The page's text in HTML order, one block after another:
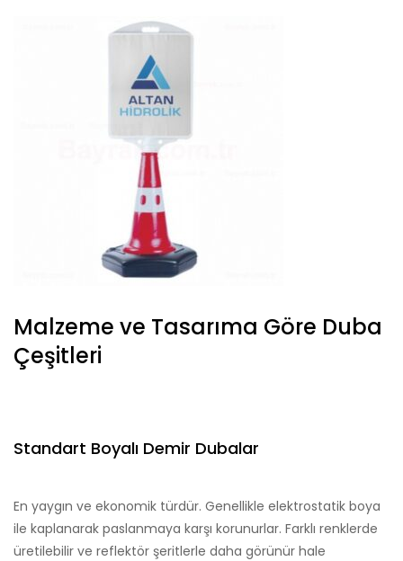
Malzeme ve Tasarıma Göre Duba
Çeşitleri
Standart Boyalı Demir Dubalar
En yaygın ve ekonomik türdür. Genellikle elektrostatik boya
ile kaplanarak paslanmaya karşı korunurlar. Farklı renklerde
üretilebilir ve reflektör şeritlerle daha görünür hale